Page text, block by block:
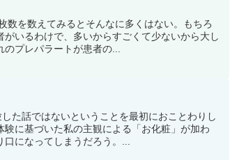
数を数えてみるとそんなに多くはない。もちろ
いるわけで、多いからすごくて少ないから大し
プレパラートが患者の...
た話ではないということを最初におことわりし
に基づいた私の主観による「お化粧」が加わ
になってしまうだろう。...